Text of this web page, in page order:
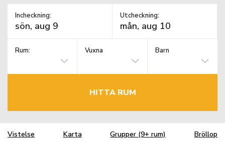
Incheckning: Utcheckning:
Rum: Vuxna Barn
HITTA RUM
Vistelse Karta Grupper (9+ rum) Bröllop